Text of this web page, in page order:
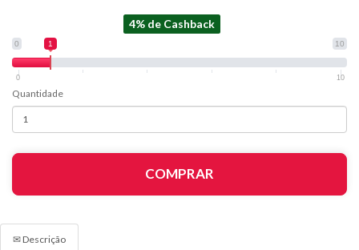
4% de Cashback
0 10
1
0 10
Quantidade
COMPRAR
✉ Descrição